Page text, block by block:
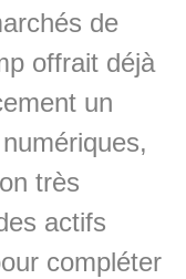
de
offrait déjà
un
très
actifs
compléter